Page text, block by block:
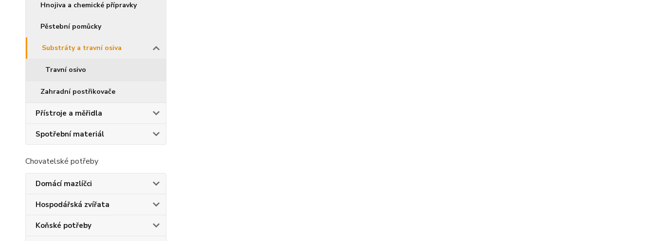
Hnojiva a chemické přípravky
Pěstební pomůcky
Substráty a travní osiva
Travní osivo
Zahradní postřikovače
Přístroje a měřidla
Spotřební materiál
Chovatelské potřeby
Domácí mazlíčci
Hospodářská zvířata
Koňské potřeby